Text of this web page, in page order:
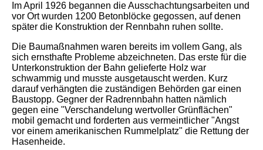
Im April 1926 begannen die Ausschachtungsarbeiten und
vor Ort wurden 1200 Betonblöcke gegossen, auf denen
später die Konstruktion der Rennbahn ruhen sollte.
Die Baumaßnahmen waren bereits im vollem Gang, als
sich ernsthafte Probleme abzeichneten. Das erste für die
Unterkonstruktion der Bahn gelieferte Holz war
schwammig und musste ausgetauscht werden. Kurz
darauf verhängten die zuständigen Behörden gar einen
Baustopp. Gegner der Radrennbahn hatten nämlich
gegen eine "Verschandelung wertvoller Grünflächen"
mobil gemacht und forderten aus vermeintlicher "Angst
vor einem amerikanischen Rummelplatz" die Rettung der
Hasenheide.